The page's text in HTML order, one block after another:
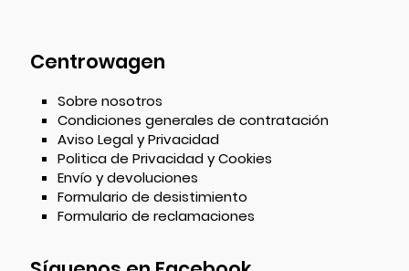
Centrowagen
Sobre nosotros
Condiciones generales de contratación
Aviso Legal y Privacidad
Politica de Privacidad y Cookies
Envío y devoluciones
Formulario de desistimiento
Formulario de reclamaciones